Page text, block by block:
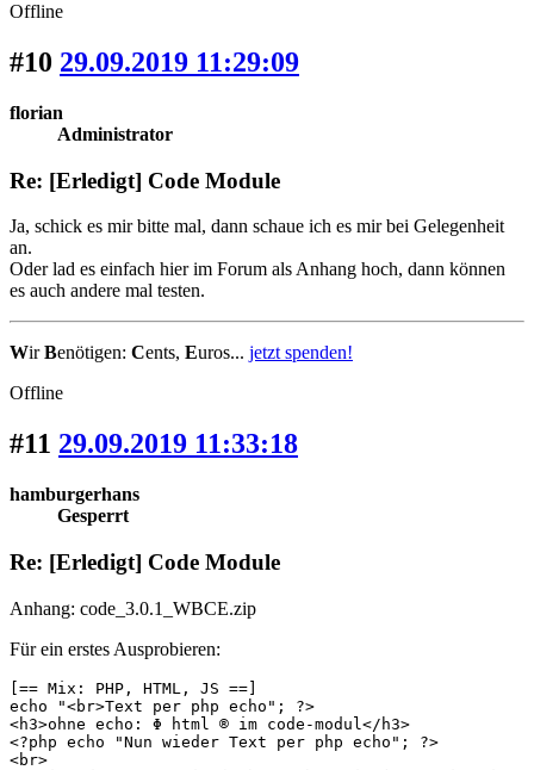
Offline
#10 29.09.2019 11:29:09
florian
Administrator
Re: [Erledigt] Code Module
Ja, schick es mir bitte mal, dann schaue ich es mir bei Gelegenheit
an.
Oder lad es einfach hier im Forum als Anhang hoch, dann können
es auch andere mal testen.
WirBenötigen: Cents, Euros... jetzt spenden!
Offline
#11 29.09.2019 11:33:18
hamburgerhans
Gesperrt
Re: [Erledigt] Code Module
Anhang: code_3.0.1_WBCE.zip
Für ein erstes Ausprobieren:
[== Mix: PHP, HTML, JS ==]
echo "<br>Text per php echo"; ?>
<h3>ohne echo: Φ html ® im code-modul</h3>
<?php echo "Nun wieder Text per php echo"; ?>
<br>